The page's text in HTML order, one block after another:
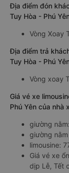
Địa điểm đón
Tuy Hòa - Phú
Vòng Xoay
Địa điểm trả
Tuy Hòa - Phú
Vòng xoay
Giá vé xe
Phú Yên của nhà
giường
giường
limousine:
Giá vé xe
dịp Lễ, Tết